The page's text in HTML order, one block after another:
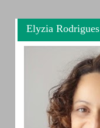
Elyzia Rodrigues